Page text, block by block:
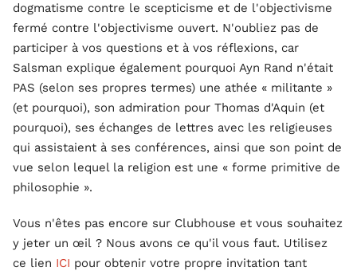
dogmatisme contre le scepticisme et de l'objectivisme
fermé contre l'objectivisme ouvert. N'oubliez pas de
participer à vos questions et à vos réflexions, car
Salsman explique également pourquoi Ayn Rand n'était
PAS (selon ses propres termes) une athée « militante »
(et pourquoi), son admiration pour Thomas d'Aquin (et
pourquoi), ses échanges de lettres avec les religieuses
qui assistaient à ses conférences, ainsi que son point de
vue selon lequel la religion est une « forme primitive de
philosophie ».
Vous n'êtes pas encore sur Clubhouse et vous souhaitez
y jeter un œil ? Nous avons ce qu'il vous faut. Utilisez
ce lien ICI pour obtenir votre propre invitation tant